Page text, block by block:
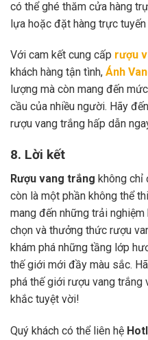
có thể ghé thăm cửa hàng
lựa hoặc đặt hàng trực
Với cam kết cung cấp rượu
khách hàng tận tình, Ánh
lượng mà còn mang đến
cầu của nhiều người. Hãy
rượu vang trắng hấp dẫn
8. Lời kết
Rượu vang trắng không chỉ
còn là một phần không thể
mang đến những trải
chọn và thưởng thức rượu
khám phá những tầng lớp
thế giới mới đầy màu sắc.
phá thế giới rượu vang trắng
khắc tuyệt vời!
Quý khách có thể liên hệ